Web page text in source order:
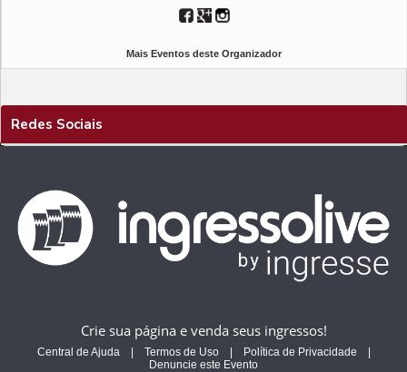
Mais Eventos deste Organizador
Redes Sociais
Crie sua página e venda seus ingressos!
Central de Ajuda | Termos de Uso | Política de Privacidade
|
Denuncie este Evento